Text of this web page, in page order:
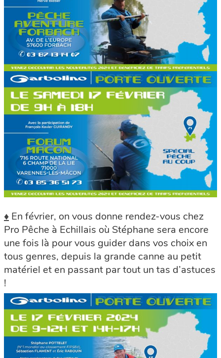
♦ En février, on vous donne rendez-vous chez
Pro Pêche à Echillais où Stéphane sera encore
une fois là pour vous guider dans vos choix en
tous genres, depuis la grande canne au petit
matériel et en passant par tout un tas d’astuces
!